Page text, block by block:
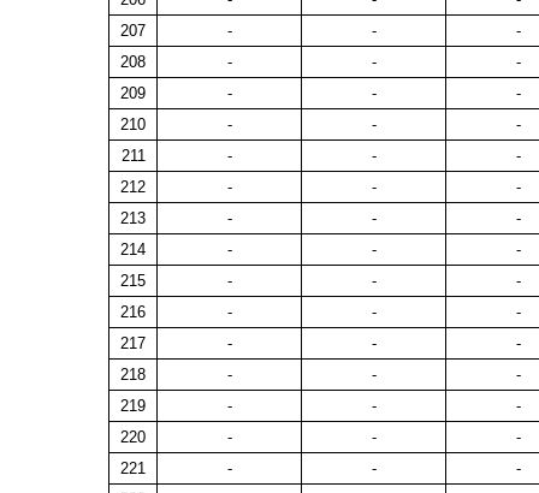
207
- -
-
208
- -
-
209
- -
-
210
- -
-
211
- -
-
212
- -
-
213
- -
-
214
- -
-
215
- -
-
216
- -
-
217
- -
-
218
- -
-
219
- -
-
220
- -
-
221
- -
-